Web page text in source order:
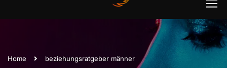
Home beziehungsratgeber männer